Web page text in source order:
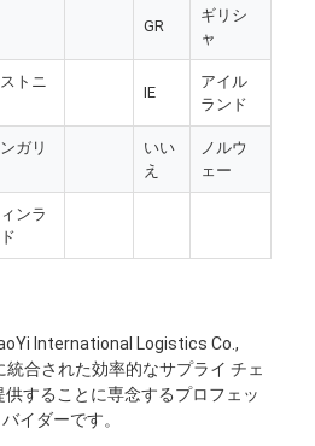
GR
ギリシ
ャ
トニ
IE
アイル
ランド
ガリ
いい
え
ノルウ
ェー
ンラ
International Logistics Co.,
合された効率的なサプライ チェ
することに専念するプロフェッ
イダーです。